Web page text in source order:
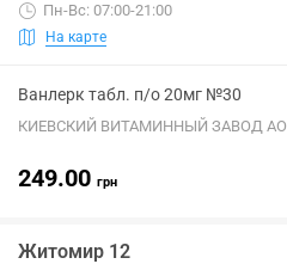
Пн-Вс: 07:00-21:00
На карте
Ванлерк табл. п/о 20мг №30
КИЕВСКИЙ ВИТАМИННЫЙ ЗАВОД АО
249.00 грн
Житомир 12